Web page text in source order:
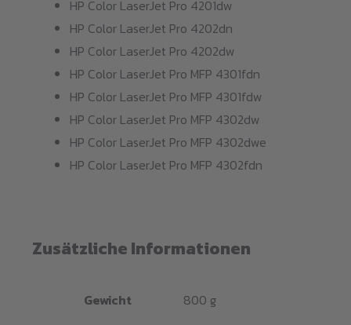
HP Color LaserJet Pro 4201dw
HP Color LaserJet Pro 4202dn
HP Color LaserJet Pro 4202dw
HP Color LaserJet Pro MFP 4301fdn
HP Color LaserJet Pro MFP 4301fdw
HP Color LaserJet Pro MFP 4302dw
HP Color LaserJet Pro MFP 4302dwe
HP Color LaserJet Pro MFP 4302fdn
Zusätzliche Informationen
Gewicht 800 g